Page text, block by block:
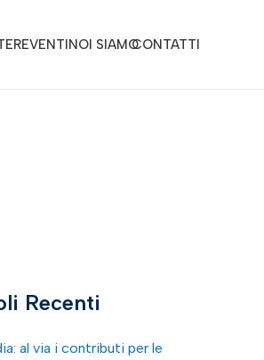
EVENTINOI SIAMOCONTATTI
Recenti
al via i contributi per le